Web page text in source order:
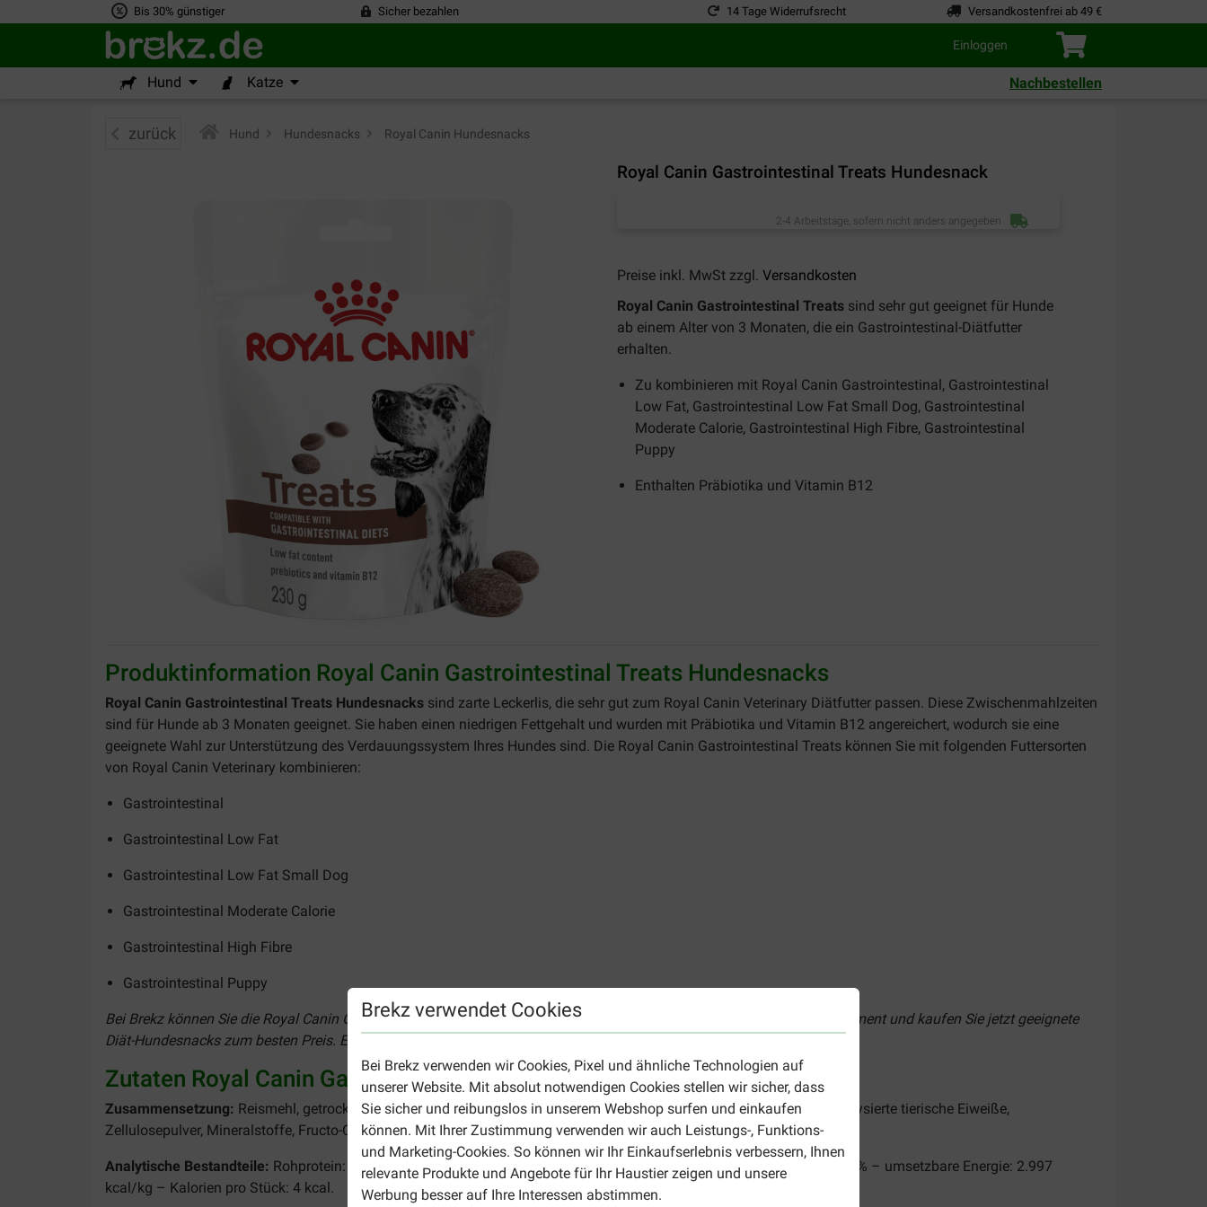
Bis 30% günstiger Sicher bezahlen 14 Tage Widerrufsrecht Versandkostenfrei ab 49 €
Einloggen
Hund Katze Nachbestellen
Brekz verwendet Cookies
Bei Brekz verwenden wir Cookies, Pixel und ähnliche Technologien auf
unserer Website. Mit absolut notwendigen Cookies stellen wir sicher, dass
Sie sicher und reibungslos in unserem Webshop surfen und einkaufen
können. Mit Ihrer Zustimmung verwenden wir auch Leistungs-, Funktions-
und Marketing-Cookies. So können wir Ihr Einkaufserlebnis verbessern, Ihnen
relevante Produkte und Angebote für Ihr Haustier zeigen und unsere
Werbung besser auf Ihre Interessen abstimmen.
zurück Hund Hundesnacks Royal Canin Hundesnacks
Royal Canin Gastrointestinal Treats Hundesnack
2-4 Arbeitstage, sofern nicht anders angegeben
Preise inkl. MwSt zzgl. Versandkosten
Royal Canin Gastrointestinal Treats sind sehr gut geeignet für Hunde
ab einem Alter von 3 Monaten, die ein Gastrointestinal-Diätfutter
erhalten.
Zu kombinieren mit Royal Canin Gastrointestinal, Gastrointestinal
Low Fat, Gastrointestinal Low Fat Small Dog, Gastrointestinal
Moderate Calorie, Gastrointestinal High Fibre, Gastrointestinal
Puppy
Enthalten Präbiotika und Vitamin B12
Produktinformation Royal Canin Gastrointestinal Treats Hundesnacks
Royal Canin Gastrointestinal Treats Hundesnacks sind zarte Leckerlis, die sehr gut zum Royal Canin Veterinary Diätfutter passen. Diese Zwischenmahlzeiten
sind für Hunde ab 3 Monaten geeignet. Sie haben einen niedrigen Fettgehalt und wurden mit Präbiotika und Vitamin B12 angereichert, wodurch sie eine
geeignete Wahl zur Unterstützung des Verdauungssystem Ihres Hundes sind. Die Royal Canin Gastrointestinal Treats können Sie mit folgenden Futtersorten
von Royal Canin Veterinary kombinieren:
Gastrointestinal
Gastrointestinal Low Fat
Gastrointestinal Low Fat Small Dog
Gastrointestinal Moderate Calorie
Gastrointestinal High Fibre
Gastrointestinal Puppy
Bei Brekz können Sie die Royal Canin Gastrointestinal Treats Hundesnacks günstig bestellen. Entdecken Sie unser Sortiment und kaufen Sie jetzt geeignete
Diät-Hundesnacks zum besten Preis. Einfach und schnell online bestellt!
Zutaten Royal Canin Gastrointestinal Treats
Zusammensetzung: Reismehl, getrocknete Geflügeleiweiße, Glycerin, Gerstenmehl, Weizengluten, tierische Fette, hydrolysierte tierische Eiweiße,
Zellulosepulver, Mineralstoffe, Fructo-Oligosaccharide, Hefe (Quelle für Mannan-Oligosaccharide).
Analytische Bestandteile: Rohprotein: 18,2 % – Rohfaser: 2,3 % – Rohfett: 5,3 % – Rohasche: 6,8 % – Feuchtgehalt: 18 % – umsetzbare Energie: 2.997
kcal/kg – Kalorien pro Stück: 4 kcal.